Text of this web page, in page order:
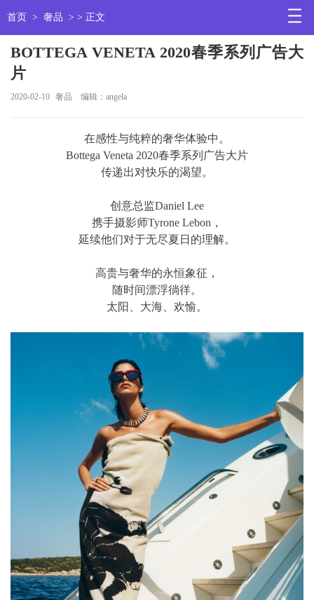
首页 > 奢品 > > 正文
BOTTEGA VENETA 2020春季系列广告大
片
2020-02-10 奢品 编辑：angela
在感性与纯粹的奢华体验中。
Bottega Veneta 2020春季系列广告大片
传递出对快乐的渴望。
创意总监Daniel Lee
携手摄影师Tyrone Lebon，
延续他们对于无尽夏日的理解。
高贵与奢华的永恒象征，
随时间漂浮徜徉。
太阳、大海、欢愉。